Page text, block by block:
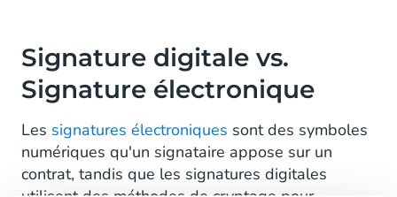
Signature digitale vs.
Signature électronique
Les signatures électroniques sont des symboles
numériques qu'un signataire appose sur un
contrat, tandis que les signatures digitales